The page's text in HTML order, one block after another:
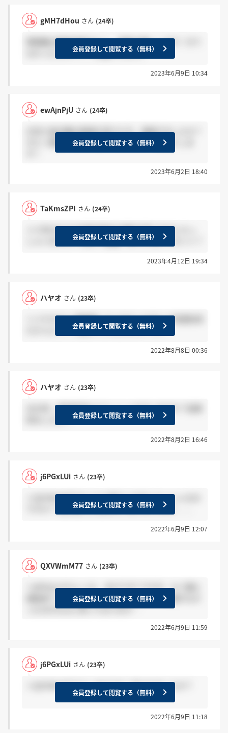
gMH7dHou さん (24卒)
事務職の最終結果きた人、感謝お願いします！きて
なかったらホント？お願いします。
会員登録して閲覧する（無料）
2023年6月9日 10:34
ewAjnPjU さん (24卒)
25日に総合職の面接を受けた方、連絡きましたか？
きた→感謝 きていない→ホント？ お願いしま
会員登録して閲覧する（無料）
2023年6月2日 18:40
TaKmsZPI さん (24卒)
２４卒の方でGD選考通過の連絡が来た方はいらっ
しゃいますか？ 来た→感謝、来ていない→ホント？
会員登録して閲覧する（無料）
2023年4月12日 19:34
ハヤオ さん (23卒)
＞ハヤオさん 感謝押してくださった方いつ頃通知来
たかコメントで教えていただきたいです！
会員登録して閲覧する（無料）
2022年8月8日 00:36
ハヤオ さん (23卒)
2023卒、夏選考受けてらっしゃる方いますか？結果
会員登録して閲覧する（無料）
2022年8月2日 16:46
j6PGxLUi さん (23卒)
＞QXVWmM77さん もう来ている方いらっしゃるの
ですか？ 私の周りにはまだいないのですが、、、
会員登録して閲覧する（無料）
2022年6月9日 12:07
QXVWmM77 さん (23卒)
＞j6PGxLUiさん いえ、まだです? ですが、もう既に
連絡来ている方は来ているそうなので、ご縁がなか
ったのかなぁと思っております…
会員登録して閲覧する（無料）
2022年6月9日 11:59
j6PGxLUi さん (23卒)
＞QXVWmM77さん まだです！来られましたか？
会員登録して閲覧する（無料）
2022年6月9日 11:18